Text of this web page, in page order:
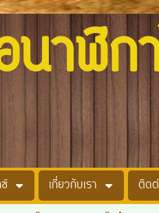
ฬิกา
เกี่ยวกับเรา ติดต่